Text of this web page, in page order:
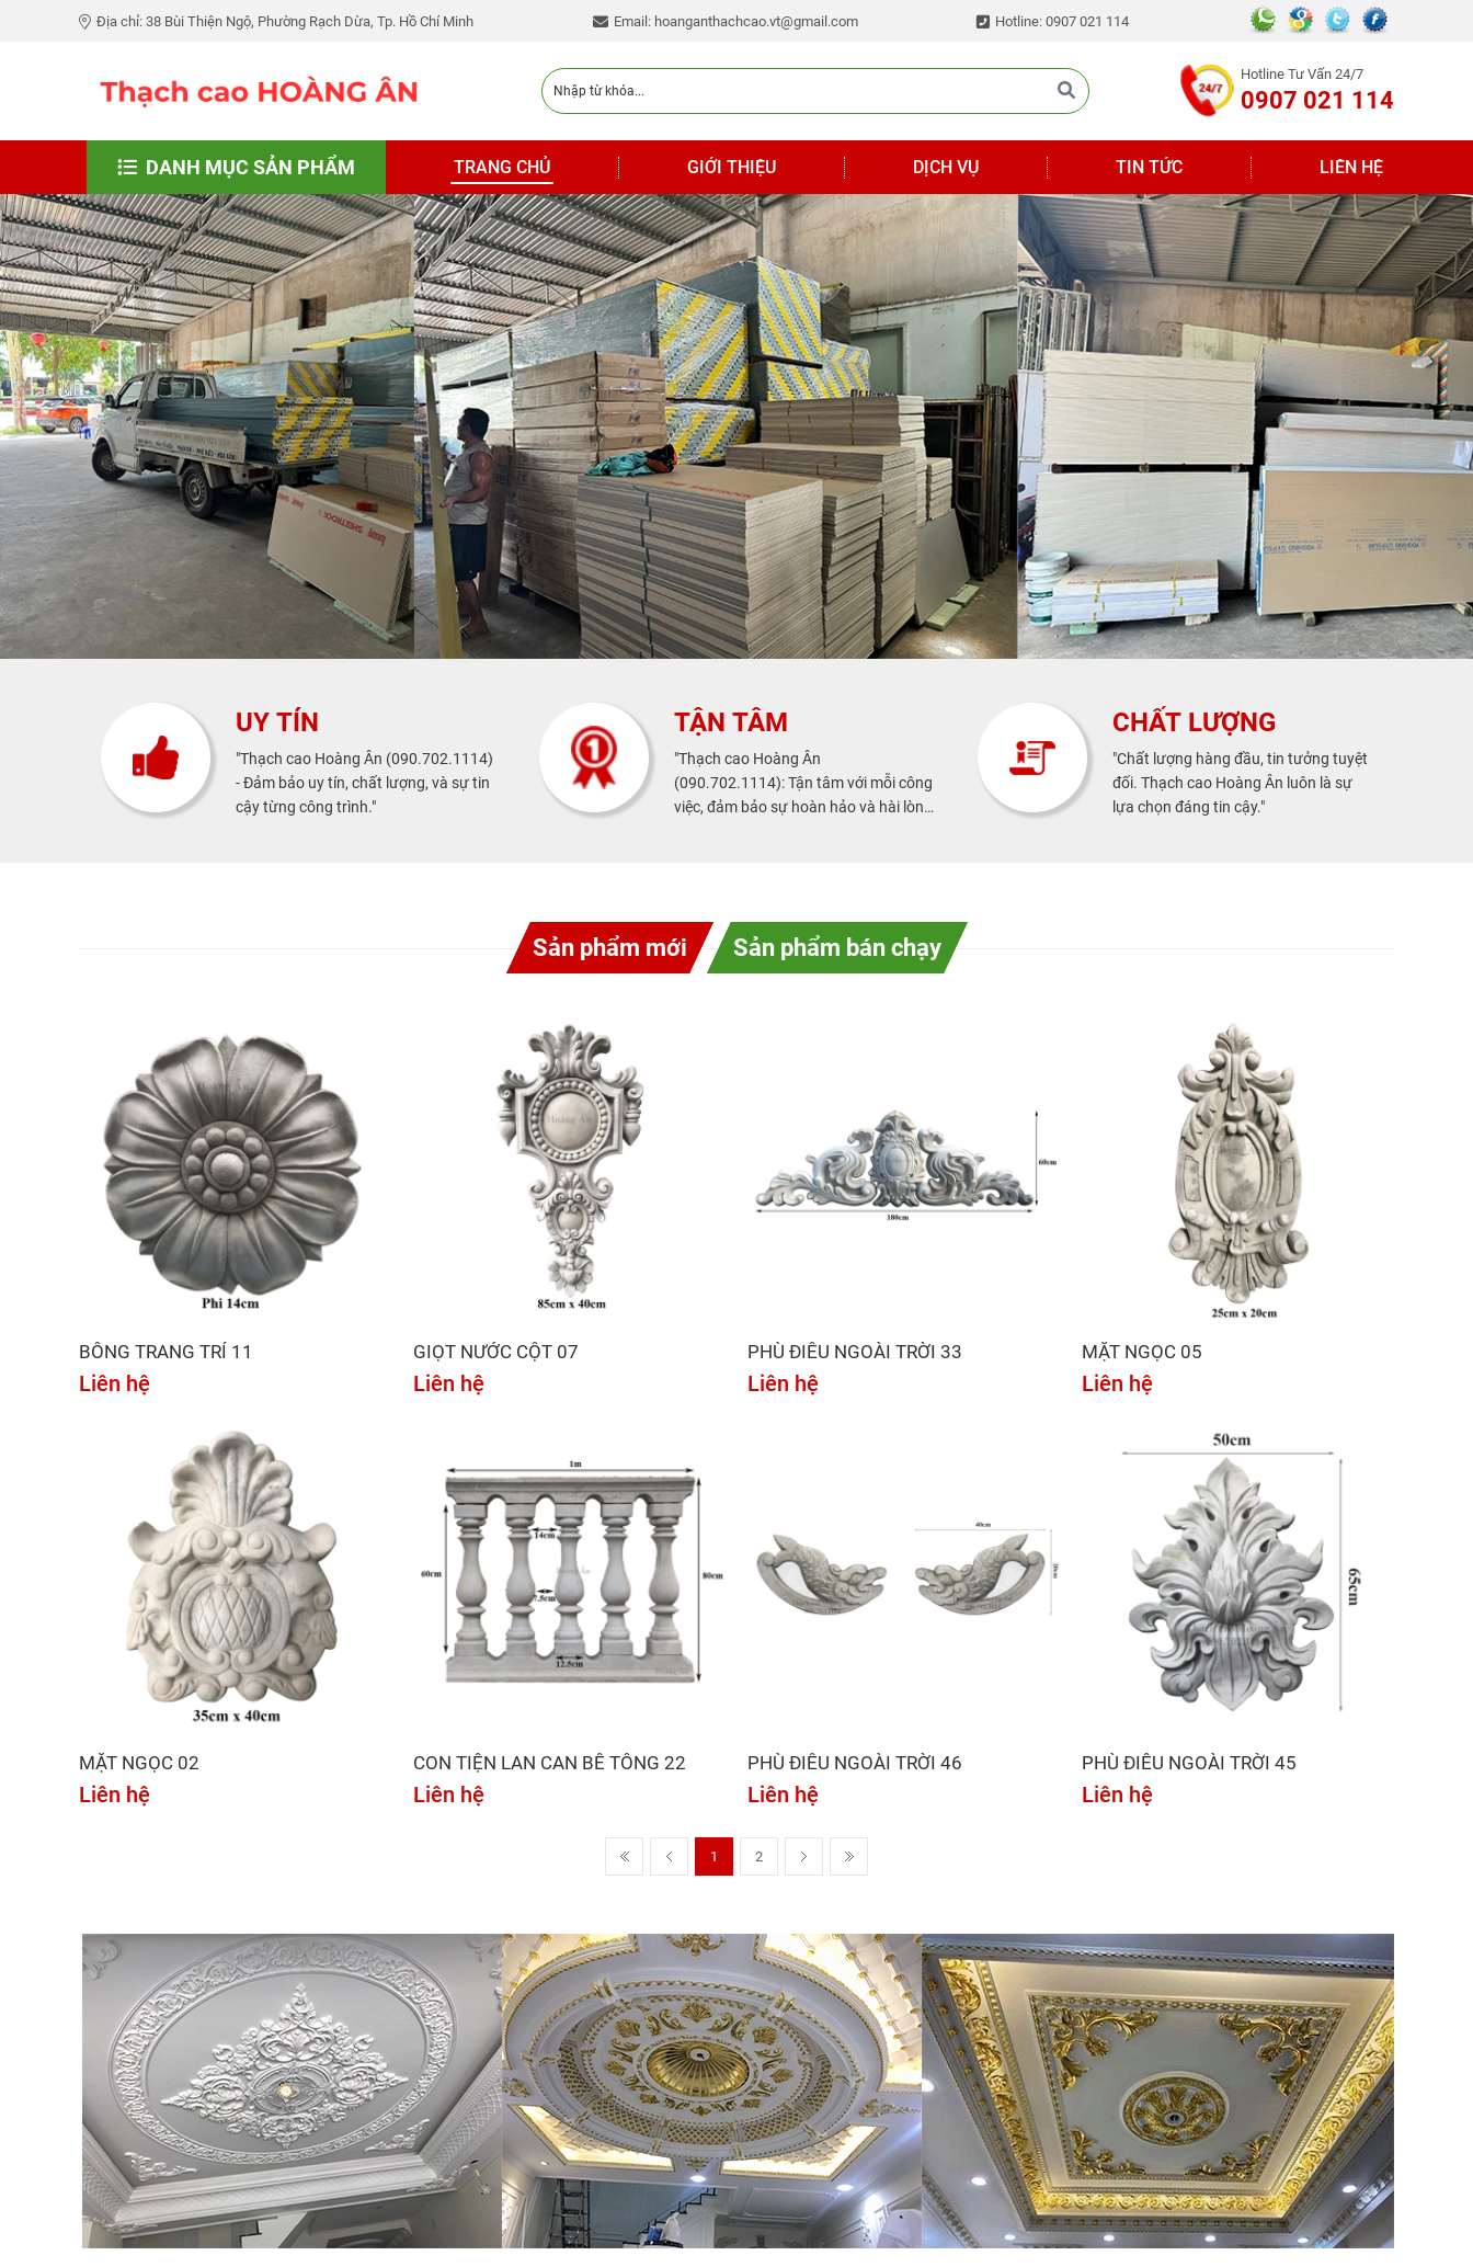
Địa chỉ: 38 Bùi Thiện Ngộ, Phường Rạch Dừa, Tp. Hồ Chí Minh Email: hoanganthachcao.vt@gmail.com Hotline: 0907 021 114
Hotline Tư Vấn 24/7
0907 021 114
DANH MỤC SẢN PHẨM TRANG CHỦ GIỚI THIỆU DỊCH VỤ TIN TỨC LIÊN HỆ
UY TÍN
"Thạch cao Hoàng Ân (090.702.1114)
- Đảm bảo uy tín, chất lượng, và sự tin
cậy từng công trình."
TẬN TÂM
"Thạch cao Hoàng Ân
(090.702.1114): Tận tâm với mỗi công
việc, đảm bảo sự hoàn hảo và hài lòng
CHẤT LƯỢNG
"Chất lượng hàng đầu, tin tưởng tuyệt
đối. Thạch cao Hoàng Ân luôn là sự
lựa chọn đáng tin cậy."
Sản phẩm mới Sản phẩm bán chạy
BÔNG TRANG TRÍ 11
Liên hệ
GIỌT NƯỚC CỘT 07
Liên hệ
PHÙ ĐIÊU NGOÀI TRỜI 33
Liên hệ
MẶT NGỌC 05
Liên hệ
MẶT NGỌC 02
Liên hệ
CON TIỆN LAN CAN BÊ TÔNG 22
Liên hệ
PHÙ ĐIÊU NGOÀI TRỜI 46
Liên hệ
PHÙ ĐIÊU NGOÀI TRỜI 45
Liên hệ
1 2